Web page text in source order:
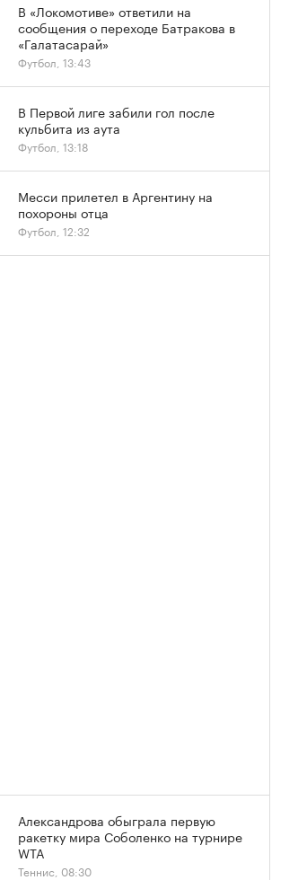
В «Локомотиве» ответили на
сообщения о переходе Батракова в
«Галатасарай»
Футбол, 13:43
В Первой лиге забили гол после
кульбита из аута
Футбол, 13:18
Месси прилетел в Аргентину на
похороны отца
Футбол, 12:32
Александрова обыграла первую
ракетку мира Соболенко на турнире
WTA
Теннис, 08:30